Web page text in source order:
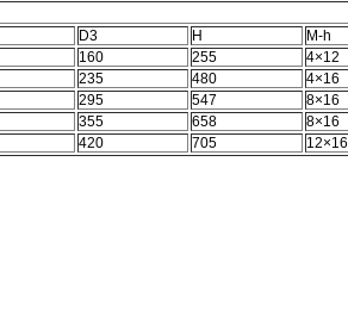
D3 H
M-h
160 255
4×12
235 480
4×16
295 547
8×16
355 658
8×16
420 705 12×16